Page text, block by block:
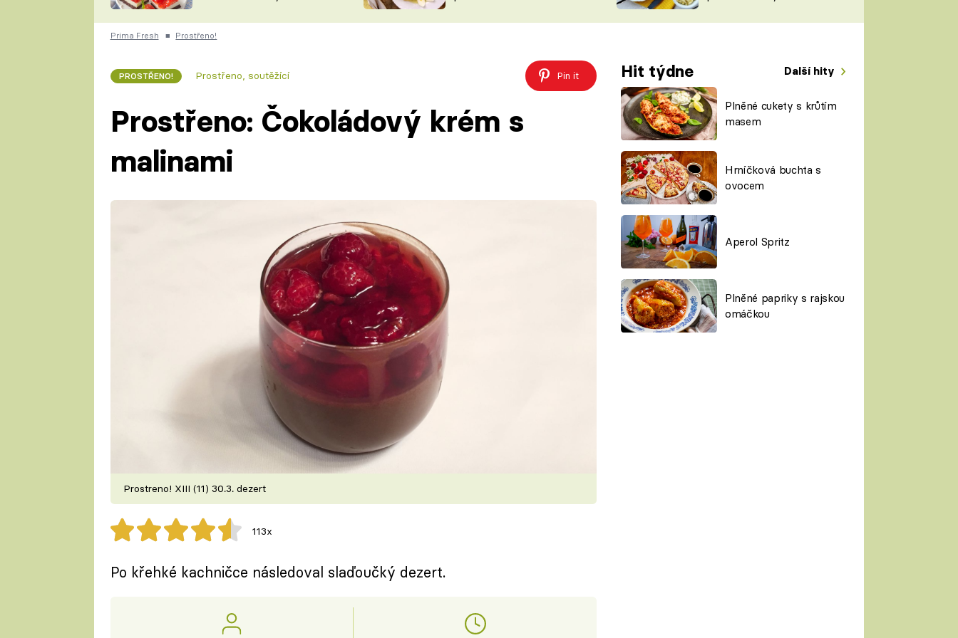
ČESKO NA TALÍŘI
KUCHAŘKA
VYCHYTÁVKY
ŠÉFREDAKTORKY
ČASOPIS
Prima Fresh ■ Prostřeno!
PROSTŘENO! Prostřeno, soutěžící Pin it Hit týdne Další hity
Plněné cukety s krůtím
masem
Hrníčková buchta s
ovocem
Aperol Spritz
Plněné papriky s rajskou
omáčkou
Prostřeno: Čokoládový krém s
malinami
Prostreno! XIII (11) 30.3. dezert
113x
Po křehké kachničce následoval slaďoučký dezert.